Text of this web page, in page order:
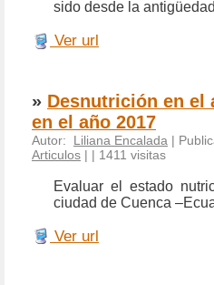
sido desde la
Ver url
» Desnutrición en el
en el año 2017
Autor: Liliana Encalada |
Articulos | | 1411 visitas
Evaluar el estado
ciudad de Cuenca
Ver url